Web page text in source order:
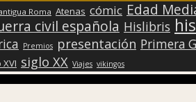
Roma Atenas cómic Edad
civil española Hislibris
Premios presentación Primera
siglo XX Viajes vikingos